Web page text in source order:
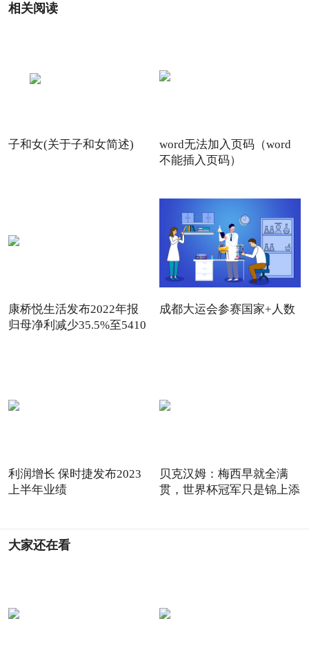
相关阅读
子和女(关于子和女简述)
word无法加入页码（word
不能插入页码）
康桥悦生活发布2022年报
归母净利减少35.5%至5410
成都大运会参赛国家+人数
利润增长 保时捷发布2023
上半年业绩
贝克汉姆：梅西早就全满
贯，世界杯冠军只是锦上添
大家还在看